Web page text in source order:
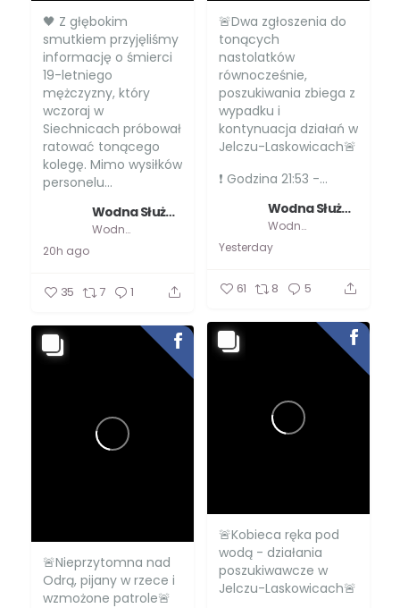
🖤 Z głębokim
smutkiem przyjęliśmy
informację o śmierci
19-letniego
mężczyzny, który
wczoraj w
Siechnicach próbował
ratować tonącego
kolegę. Mimo wysiłków
personelu...
Wodna Służba Ratownicza
Wodna Służba Ratownicza
20h ago
35 7 1
🚨Dwa zgłoszenia do
tonących
nastolatków
równocześnie,
poszukiwania zbiega z
wypadku i
kontynuacja działań w
Jelczu-Laskowicach🚨
❗️ Godzina 21:53 -...
Wodna Służba Ratownicza
Wodna Służba Ratownicza
Yesterday
61 8 5
🚨Kobieca ręka pod
wodą - działania
poszukiwawcze w
Jelczu-Laskowicach🚨
🚨Nieprzytomna nad
Odrą, pijany w rzece i
wzmożone patrole🚨